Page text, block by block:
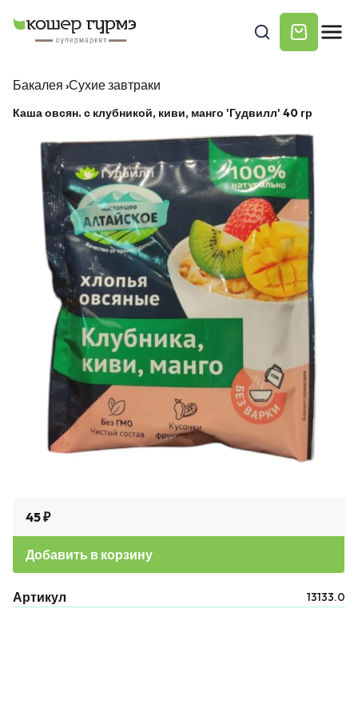
Бакалея ›Сухие завтраки
Каша овсян. с клубникой, киви, манго 'Гудвилл' 40 гр
45 ₽
Добавить в корзину
Артикул 13133.0